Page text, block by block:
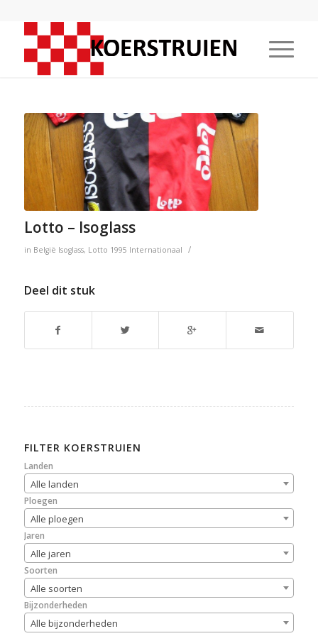
Lotto – Isoglass
in België Isoglass, Lotto 1995 Internationaal /
Deel dit stuk
FILTER KOERSTRUIEN
Landen
Alle landen
Ploegen
Alle ploegen
Jaren
Alle jaren
Soorten
Alle soorten
Bijzonderheden
Alle bijzonderheden